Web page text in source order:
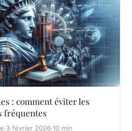
: comment éviter les
fréquentes
·3 février 2026·10 min